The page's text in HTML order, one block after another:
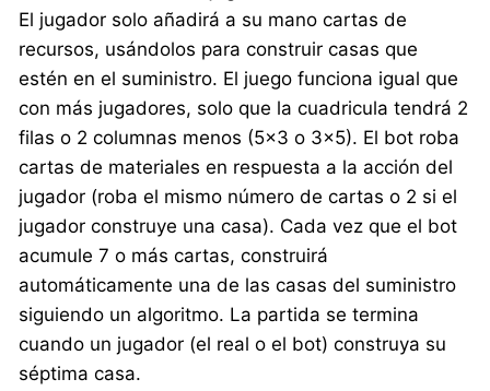
El jugador solo añadirá a su mano cartas de
recursos, usándolos para construir casas que
estén en el suministro. El juego funciona igual que
con más jugadores, solo que la cuadricula tendrá 2
filas o 2 columnas menos (5×3 o 3×5). El bot roba
cartas de materiales en respuesta a la acción del
jugador (roba el mismo número de cartas o 2 si el
jugador construye una casa). Cada vez que el bot
acumule 7 o más cartas, construirá
automáticamente una de las casas del suministro
siguiendo un algoritmo. La partida se termina
cuando un jugador (el real o el bot) construya su
séptima casa.